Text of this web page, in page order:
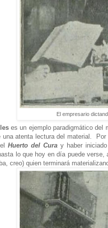
El empresario
es un ejemplo paradigmático del
una atenta lectura del material.
Huerto del Curay haber iniciado
lo que hoy en día puede
creo) quien terminará